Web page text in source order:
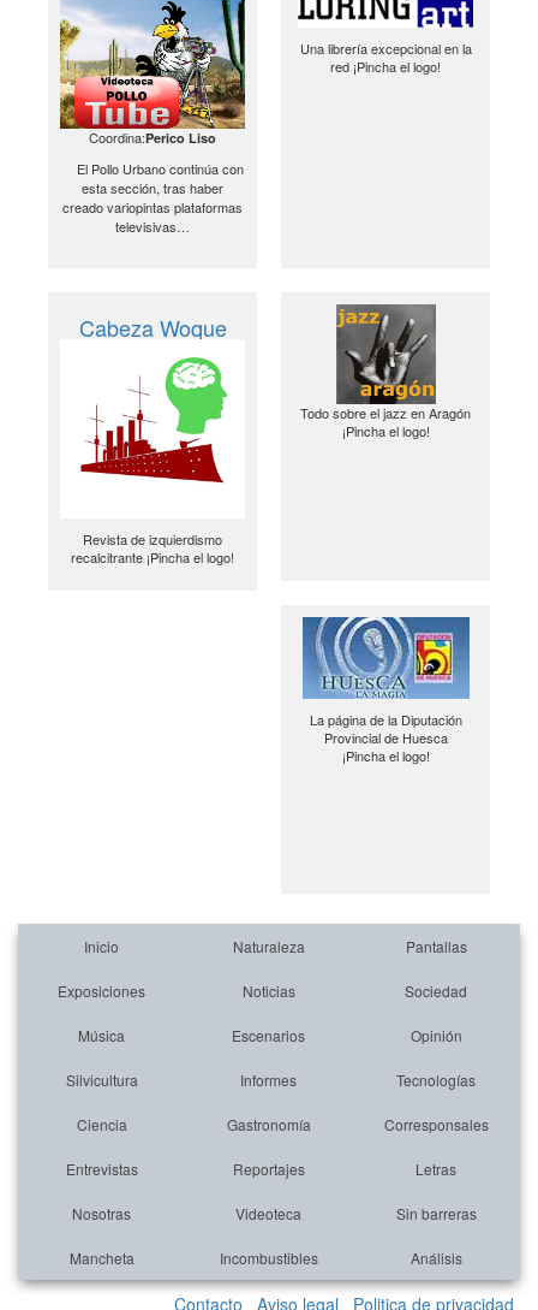
Coordina:Perico Liso
El Pollo Urbano continúa con
esta sección, tras haber
creado variopintas plataformas
televisivas…
Una librería excepcional en la
red ¡Pincha el logo!
Cabeza Woque
Revista de izquierdismo
recalcitrante ¡Pincha el logo!
Todo sobre el jazz en Aragón
¡Pincha el logo!
La página de la Diputación
Provincial de Huesca
¡Pincha el logo!
Inicio Naturaleza Pantallas
Exposiciones Noticias Sociedad
Música Escenarios Opinión
Silvicultura Informes Tecnologías
Ciencia Gastronomía Corresponsales
Entrevistas Reportajes Letras
Nosotras Videoteca Sin barreras
Mancheta Incombustibles Análisis
Contacto Aviso legal Politica de privacidad